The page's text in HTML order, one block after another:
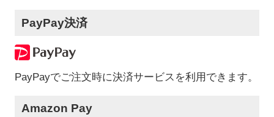
PayPay決済
PayPayでご注文時に決済サービスを利用できます。
Amazon Pay